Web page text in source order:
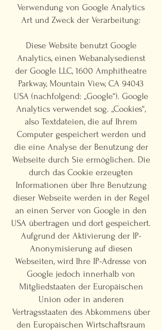
Verwendung von Google Analytics
Art und Zweck der Verarbeitung:
Diese Website benutzt Google
Analytics, einen Webanalysedienst
der Google LLC, 1600 Amphitheatre
Parkway, Mountain View, CA 94043
USA (nachfolgend: „Google“). Google
Analytics verwendet sog. „Cookies“,
also Textdateien, die auf Ihrem
Computer gespeichert werden und
die eine Analyse der Benutzung der
Webseite durch Sie ermöglichen. Die
durch das Cookie erzeugten
Informationen über Ihre Benutzung
dieser Webseite werden in der Regel
an einen Server von Google in den
USA übertragen und dort gespeichert.
Aufgrund der Aktivierung der IP-
Anonymisierung auf diesen
Webseiten, wird Ihre IP-Adresse von
Google jedoch innerhalb von
Mitgliedstaaten der Europäischen
Union oder in anderen
Vertragsstaaten des Abkommens über
den Europäischen Wirtschaftsraum